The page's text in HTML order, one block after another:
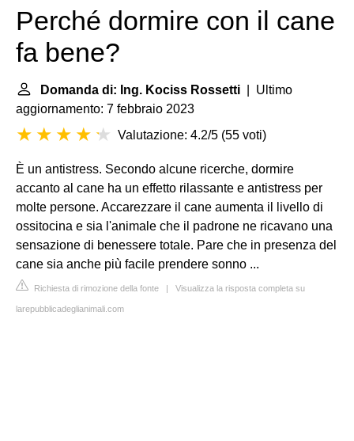
Perché dormire con il cane
fa bene?
Domanda di: Ing. Kociss Rossetti | Ultimo
aggiornamento: 7 febbraio 2023
Valutazione: 4.2/5 (55 voti)
È un antistress. Secondo alcune ricerche, dormire
accanto al cane ha un effetto rilassante e antistress per
molte persone. Accarezzare il cane aumenta il livello di
ossitocina e sia l'animale che il padrone ne ricavano una
sensazione di benessere totale. Pare che in presenza del
cane sia anche più facile prendere sonno ...
Richiesta di rimozione della fonte | Visualizza la risposta completa su
larepubblicadeglianimali.com